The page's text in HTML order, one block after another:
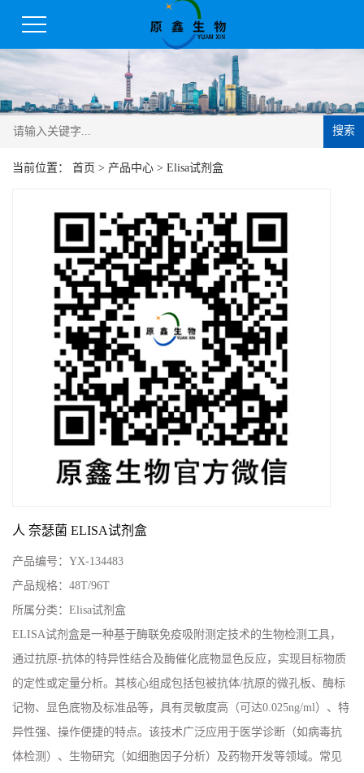
搜索
当前位置： 首页 > 产品中心 > Elisa试剂盒
人 奈瑟菌 ELISA试剂盒
产品编号： YX-134483
产品规格： 48T/96T
所属分类： Elisa试剂盒
ELISA试剂盒是一种基于酶联免疫吸附测定技术的生物检测工具，
通过抗原-抗体的特异性结合及酶催化底物显色反应，实现目标物质
的定性或定量分析。其核心组成包括包被抗体/抗原的微孔板、酶标
记物、显色底物及标准品等，具有灵敏度高（可达0.025ng/ml）、特
异性强、操作便捷的特点。该技术广泛应用于医学诊断（如病毒抗
体检测）、生物研究（如细胞因子分析）及药物开发等领域。常见